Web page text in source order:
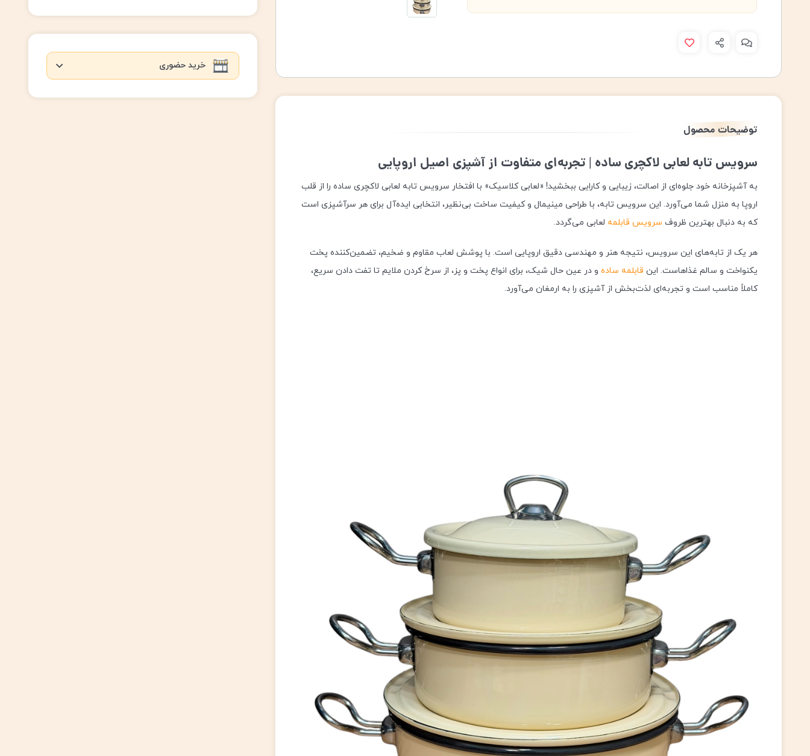
توضیحات محصول
سرویس تابه لعابی لاکچری ساده | تجربه‌ای متفاوت از آشپزی اصیل اروپایی
به آشپزخانه خود جلوه‌ای از اصالت، زیبایی و کارایی ببخشید! «لعابی کلاسیک» با افتخار سرویس تابه لعابی لاکچری ساده را از قلب
اروپا به منزل شما می‌آورد. این سرویس تابه، با طراحی مینیمال و کیفیت ساخت بی‌نظیر، انتخابی ایده‌آل برای هر سرآشپزی است
که به دنبال بهترین ظروف سرویس قابلمه لعابی می‌گردد.
هر یک از تابه‌های این سرویس، نتیجه هنر و مهندسی دقیق اروپایی است. با پوشش لعاب مقاوم و ضخیم، تضمین‌کننده پخت
یکنواخت و سالم غذاهاست. این قابلمه ساده و در عین حال شیک، برای انواع پخت و پز، از سرخ کردن ملایم تا تفت دادن سریع،
کاملاً مناسب است و تجربه‌ای لذت‌بخش از آشپزی را به ارمغان می‌آورد.
خرید حضوری